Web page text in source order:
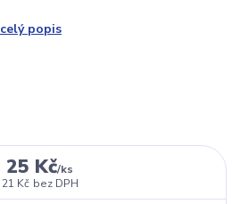
celý popis
25 Kč/ks
21 Kč bez DPH